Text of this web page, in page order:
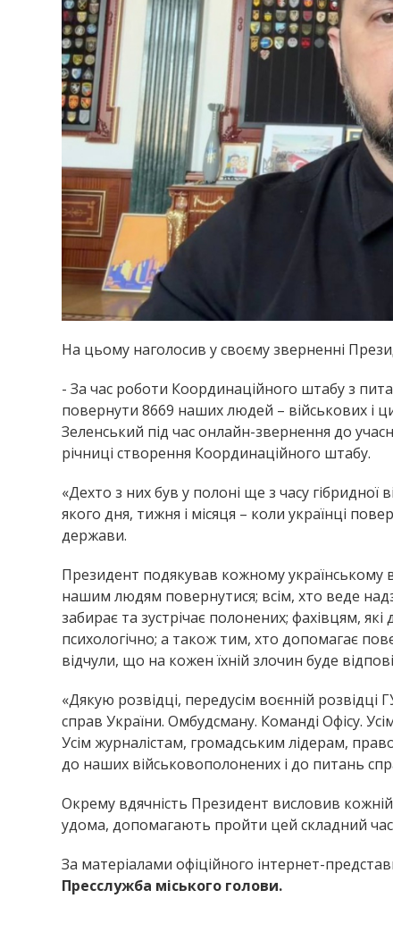
На цьому наголосив у своєму зверненні
- За час роботи Координаційного штабу з
повернути 8669 наших людей – військових і
Зеленський під час онлайн-звернення до
річниці створення Координаційного штабу.
«Дехто з них був у полоні ще з часу
якого дня, тижня і місяця – коли українці
держави.
Президент подякував кожному українському
нашим людям повернутися; всім, хто веде
забирає та зустрічає полонених; фахівцям,
психологічно; а також тим, хто допомагає
відчули, що на кожен їхній злочин буде
«Дякую розвідці, передусім воєнній
справ України. Омбудсману. Команді Офісу.
Усім журналістам, громадським лідерам,
до наших військовополонених і до питань
Окрему вдячність Президент висловив кожній
удома, допомагають пройти цей складний час
За матеріалами офіційного інтернет-
Пресслужба міського голови.